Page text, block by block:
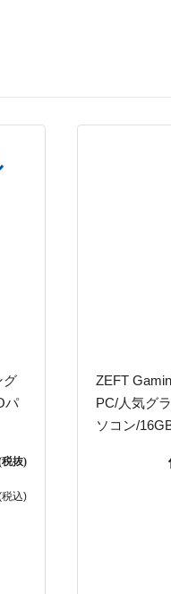
グ
パ
税抜)
税込)
ZEFT
PC/人気グ
ソコン/